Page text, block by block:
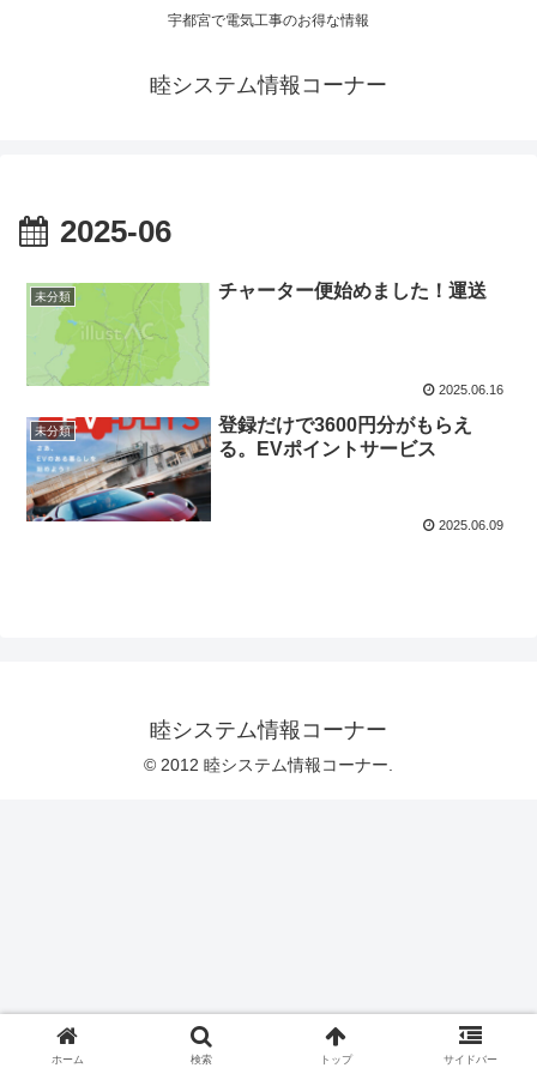
宇都宮で電気工事のお得な情報
睦システム情報コーナー
2025-06
未分類 チャーター便始めました！運送
2025.06.16
未分類
登録だけで3600円分がもらえ
る。EVポイントサービス
2025.06.09
睦システム情報コーナー
© 2012 睦システム情報コーナー.
ホーム 検索 トップ サイドバー